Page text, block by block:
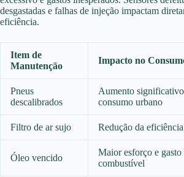
desgastadas e falhas de injeção impactam
eficiência.
Item de
Manutenção
Impacto no
Pneus
descalibrados
Aumento
consumo urbano
Filtro de ar sujo Redução da
Óleo vencido
Maior esforço e gasto
combustível